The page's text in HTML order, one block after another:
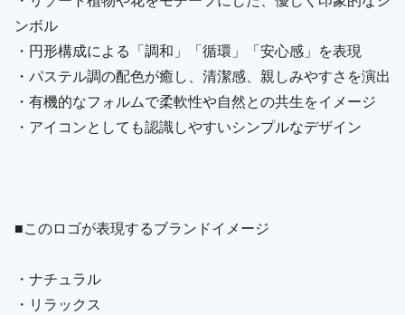
ンボル
・円形構成による「調和」「循環」「安心感」を表現
・パステル調の配色が癒し、清潔感、親しみやすさを演出
・有機的なフォルムで柔軟性や自然との共生をイメージ
・アイコンとしても認識しやすいシンプルなデザイン
■このロゴが表現するブランドイメージ
・ナチュラル
・リラックス